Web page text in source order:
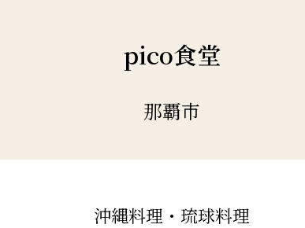
pico食堂
那覇市
沖縄料理・琉球料理